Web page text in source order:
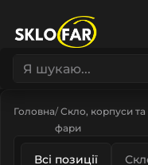
Головна Скло, корпуси та
фари
Всі позиції